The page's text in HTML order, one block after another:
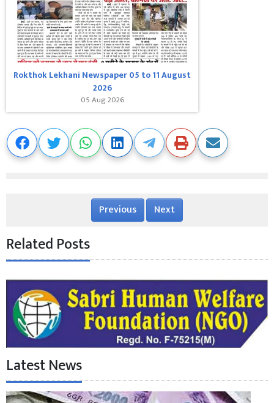
Rokthok Lekhani Newspaper 05 to 11 August
2026
05 Aug 2026
Previous Next
Related Posts
Latest News